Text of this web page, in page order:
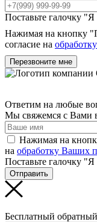
Поставьте галочку
Нажимая на кнопку
согласие на
Перезвоните мне
Ответим на любые
Мы свяжемся с Вами
Нажимая на
на обработку Ваших
Поставьте галочку
Отправить
Бесплатный